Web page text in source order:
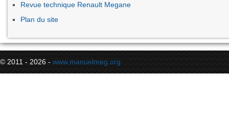
Revue technique Renault Megane
Plan du site
© 2011 - 2026 - www.manuelmeg.org